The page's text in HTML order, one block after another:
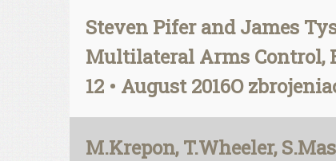
Steven Pifer and James
Multilateral Arms Control,
12 • August 2016O
M.Krepon, T.Wheeler,